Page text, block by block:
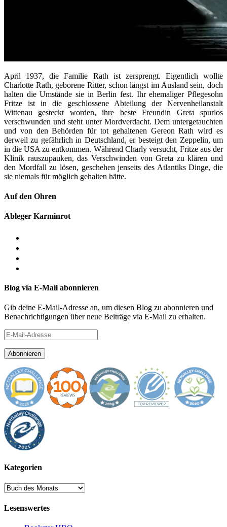
April 1937, die Familie Rath ist zersprengt. Eigentlich wollte
Charlotte Rath, geborene Ritter, schon längst im Ausland sein, doch
halten die Umstände sie in Berlin fest. Ihr ehemaliger Pflegesohn
Fritze ist in die geschlossene Abteilung der Nervenheilanstalt
Wittenau gesteckt worden, ihre beste Freundin Greta spurlos
verschwunden und steht unter Mordverdacht. Dem untergetauchten
und von den Behörden für tot gehaltenen Gereon Rath wird es
derweil zu gefährlich in Deutschland, er besteigt den Zeppelin, um
in die USA zu entkommen. Während Charly versucht, Fritze aus der
Klinik rauszupauken, das Verschwinden von Greta zu klären und
den Mordfall zu lösen, geschehen jenseits des Atlantiks Dinge, die
sie niemals für möglich gehalten hätte.
Auf den Ohren
Ableger Karminrot
Blog via E-Mail abonnieren
Gib deine E-Mail-Adresse an, um diesen Blog zu abonnieren und
Benachrichtigungen über neue Beiträge via E-Mail zu erhalten.
E-
Mail-
Adresse
Abonnieren
Kategorien
Kategorien
Lesenswertes